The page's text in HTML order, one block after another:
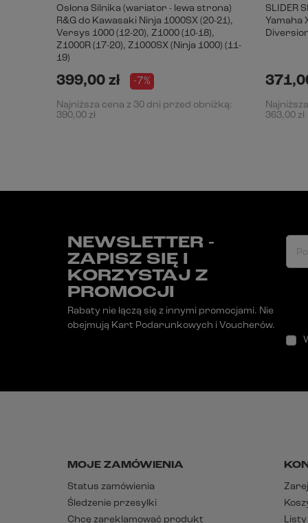
Osłona Silnika (wariator - lewa strona)
R&G do Kawasaki Ninja 1000SX (20-21),
Versys 1000 (12-20), Z1000 (10-18),
Z1000R (17-20), Z1000SX (Ninja 1000) (11-
19)
399,00 zł -7%
Najniższa cena z 30 dni przed obniżką:
390,00 zł
SLIDER
Yamaha
363,00 zł
NEWSLETTER -
ZAPISZ SIĘ I
KORZYSTAJ Z
PROMOCJI
Rabaty nie łączą się z innymi promocjami. Nie
obejmują Kart Podarunkowych i Voucherów.
MOJE ZAMÓWIENIA
Status zamówienia
Śledzenie przesyłki
Chcę zareklamować produkt